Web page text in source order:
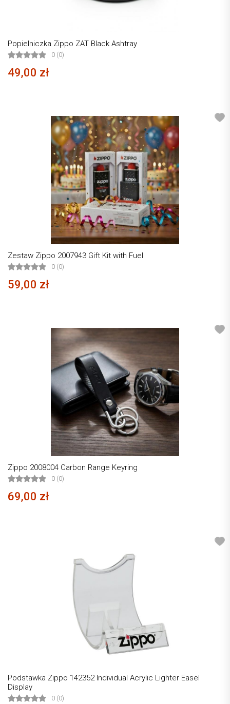
Popielniczka Zippo ZAT Black Ashtray
0 (0)
49,00 zł
Zestaw Zippo 2007943 Gift Kit with Fuel
0 (0)
59,00 zł
Zippo 2008004 Carbon Range Keyring
0 (0)
69,00 zł
Podstawka Zippo 142352 Individual Acrylic Lighter Easel
Display
0 (0)